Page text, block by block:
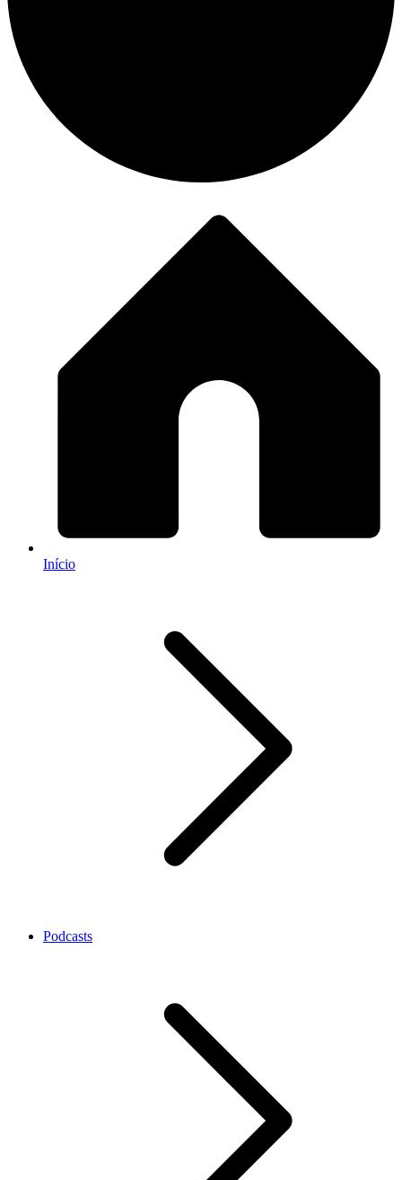
Início
Podcasts